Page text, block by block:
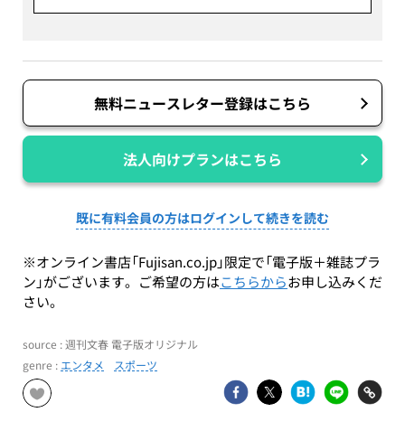
無料ニュースレター登録はこちら
法人向けプランはこちら
既に有料会員の方はログインして続きを読む
※オンライン書店「Fujisan.co.jp」限定で「電子版＋雑誌プラ
ン」がございます。ご希望の方はこちらからお申し込みくだ
さい。
source : 週刊文春 電子版オリジナル
genre : エンタメ スポーツ